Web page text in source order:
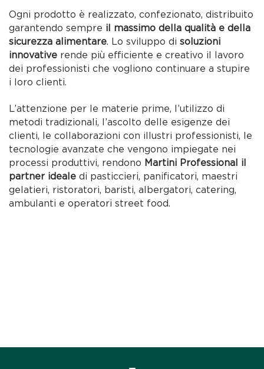
Ogni prodotto è realizzato, confezionato, distribuito
garantendo sempre il massimo della qualità e della
sicurezza alimentare. Lo sviluppo disoluzioni
innovative rende più efficiente e creativo il lavoro
dei professionisti che vogliono continuare a stupire
i loro clienti.
L’attenzione per le materie prime, l’utilizzo di
metodi tradizionali, l’ascolto delle esigenze dei
clienti, le collaborazioni con illustri professionisti, le
tecnologie avanzate che vengono impiegate nei
processi produttivi, rendono Martini Professional il
partner ideale di pasticcieri, panificatori, maestri
gelatieri, ristoratori, baristi, albergatori, catering,
ambulanti e operatori street food.